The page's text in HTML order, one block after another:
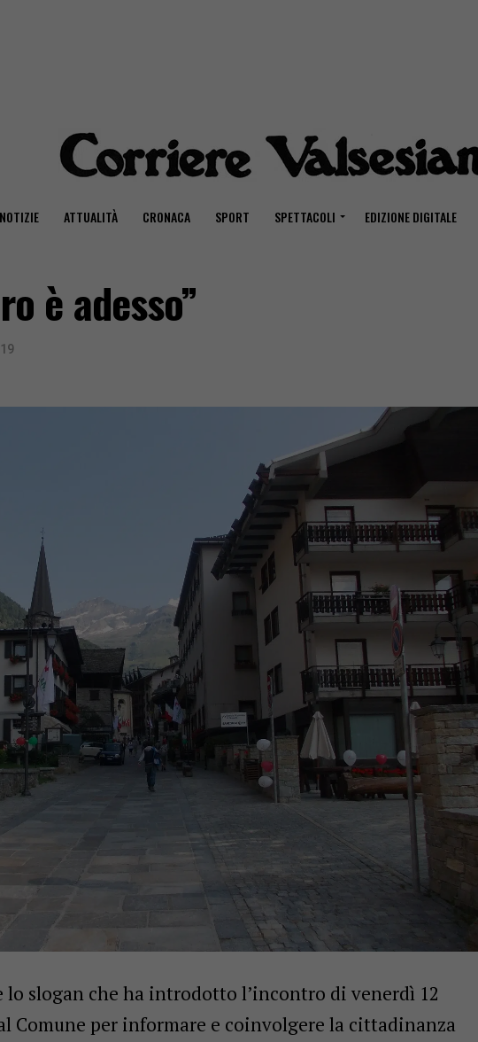
NOTIZIE ATTUALITÀ CRONACA SPORT SPETTACOLI EDIZIONE DIGITALE
è adesso”
lo slogan che ha introdotto l’incontro di venerdì 12
Comune per informare e coinvolgere la cittadinanza